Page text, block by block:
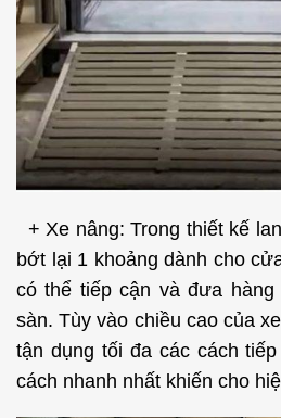
+ Xe nâng: Trong thiết kế
bớt lại 1 khoảng dành cho
có thể tiếp cận và đưa
sàn. Tùy vào chiều cao của
tận dụng tối đa các cách
cách nhanh nhất khiến cho